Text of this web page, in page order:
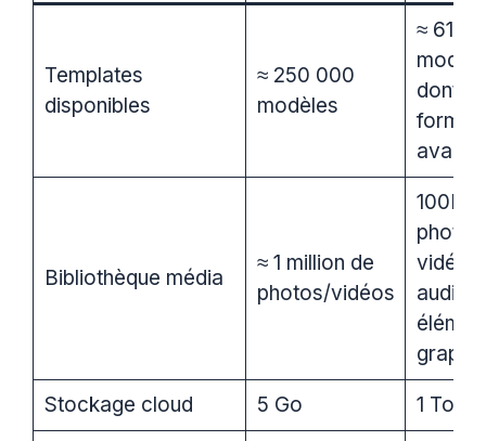
Templates
disponibles
≈ 250 000
modèles
≈ 610
dont
Bibliothèque média
≈ 1 million de
photos/vidéos
100M+
vidéos,
audio,
Stockage cloud 5 Go 1 To